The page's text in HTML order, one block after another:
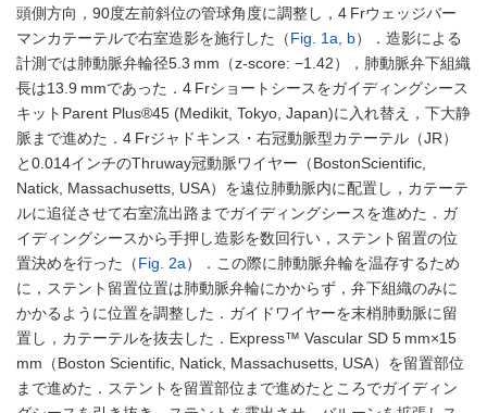
頭側方向，90度左前斜位の管球角度に調整し，4 Frウェッジバー
マンカテーテルで右室造影を施行した（Fig. 1a, b）．造影による
計測では肺動脈弁輪径5.3 mm（z-score: −1.42），肺動脈弁下組織
長は13.9 mmであった．4 Frショートシースをガイディングシース
キットParent Plus®45 (Medikit, Tokyo, Japan)に入れ替え，下大静
脈まで進めた．4 Frジャドキンス・右冠動脈型カテーテル（JR）
と0.014インチのThruway冠動脈ワイヤー（BostonScientific,
Natick, Massachusetts, USA）を遠位肺動脈内に配置し，カテーテ
ルに追従させて右室流出路までガイディングシースを進めた．ガ
イディングシースから手押し造影を数回行い，ステント留置の位
置決めを行った（Fig. 2a）．この際に肺動脈弁輪を温存するため
に，ステント留置位置は肺動脈弁輪にかからず，弁下組織のみに
かかるように位置を調整した．ガイドワイヤーを末梢肺動脈に留
置し，カテーテルを抜去した．Express™ Vascular SD 5 mm×15
mm（Boston Scientific, Natick, Massachusetts, USA）を留置部位
まで進めた．ステントを留置部位まで進めたところでガイディン